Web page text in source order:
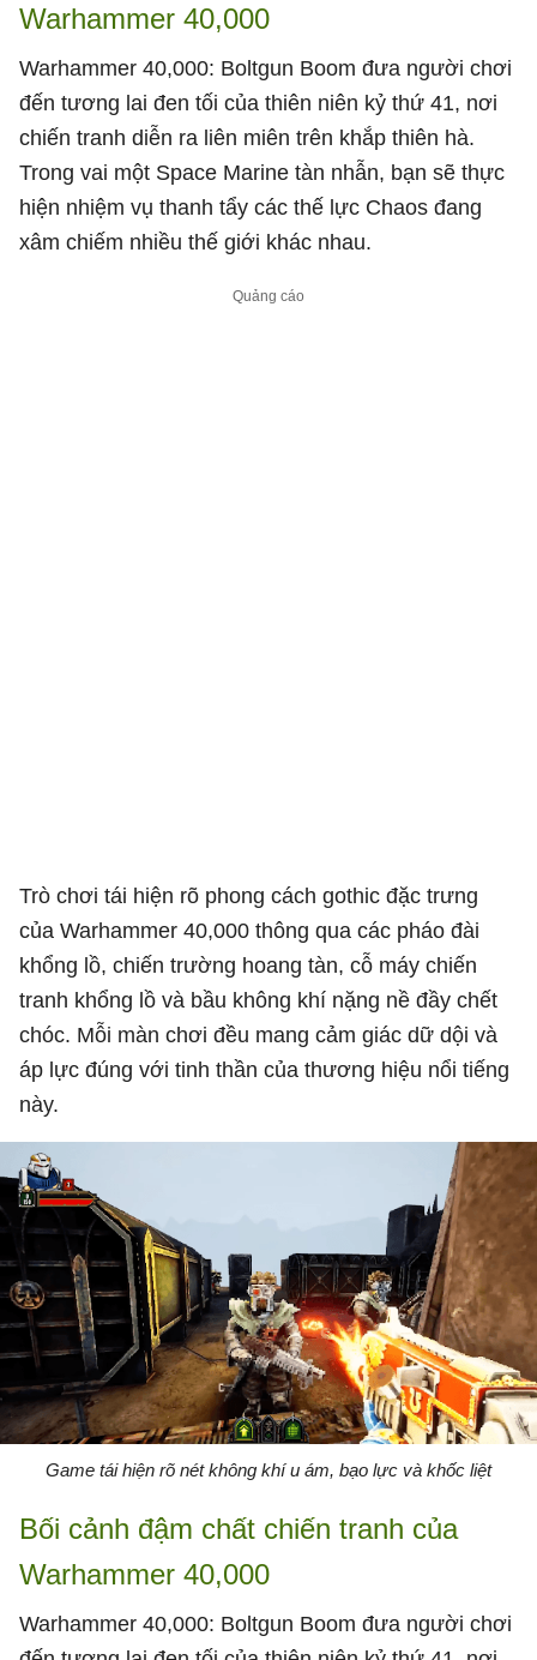
Warhammer 40,000
Warhammer 40,000: Boltgun Boom đưa người chơi
đến tương lai đen tối của thiên niên kỷ thứ 41, nơi
chiến tranh diễn ra liên miên trên khắp thiên hà.
Trong vai một Space Marine tàn nhẫn, bạn sẽ thực
hiện nhiệm vụ thanh tẩy các thế lực Chaos đang
xâm chiếm nhiều thế giới khác nhau.
Trò chơi tái hiện rõ phong cách gothic đặc trưng
của Warhammer 40,000 thông qua các pháo đài
khổng lồ, chiến trường hoang tàn, cỗ máy chiến
tranh khổng lồ và bầu không khí nặng nề đầy chết
chóc. Mỗi màn chơi đều mang cảm giác dữ dội và
áp lực đúng với tinh thần của thương hiệu nổi tiếng
này.
Game tái hiện rõ nét không khí u ám, bạo lực và khốc liệt
Bối cảnh đậm chất chiến tranh của
Warhammer 40,000
Warhammer 40,000: Boltgun Boom đưa người chơi